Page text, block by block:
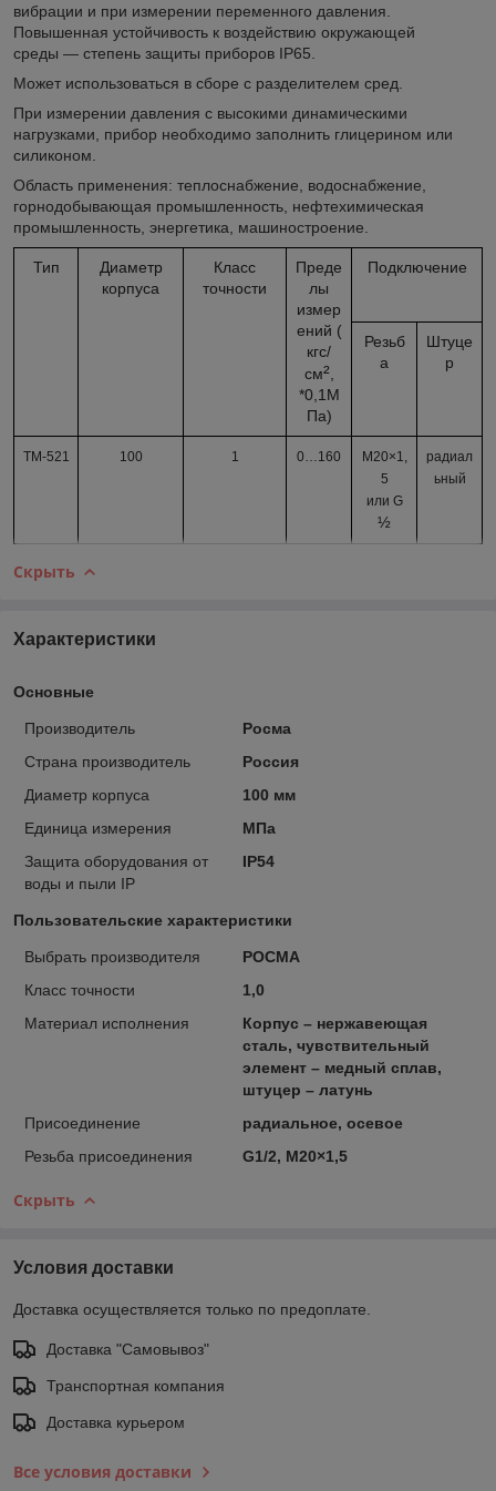
вибрации и при измерении переменного давления.
Повышенная устойчивость к воздействию окружающей
среды — степень защиты приборов IP65.
Может использоваться в сборе с разделителем сред.
При измерении давления с высокими динамическими
нагрузками, прибор необходимо заполнить глицерином или
силиконом.
Область применения: теплоснабжение, водоснабжение,
горнодобывающая промышленность, нефтехимическая
промышленность, энергетика, машиностроение.
Тип
Диаметр
корпуса
Класс
точности
Преде
лы
измер
ений (
кгс/
см²,
*0,1М
Па)
Подключение
Резьб
а
Штуце
р
ТМ-521 100 1 0…160
М20×1,
5
или G
½
радиал
ьный
Скрыть
Характеристики
Основные
Производитель
Росма
Страна производитель
Россия
Диаметр корпуса
100 мм
Единица измерения
МПа
Защита оборудования от
воды и пыли IP
IP54
Пользовательские характеристики
Выбрать производителя
РОСМА
Класс точности
1,0
Материал исполнения
Корпус – нержавеющая
сталь, чувствительный
элемент – медный сплав,
штуцер – латунь
Присоединение
радиальное, осевое
Резьба присоединения
G1/2, M20×1,5
Скрыть
Условия доставки
Доставка осуществляется только по предоплате.
Доставка "Самовывоз"
Транспортная компания
Доставка курьером
Все условия доставки